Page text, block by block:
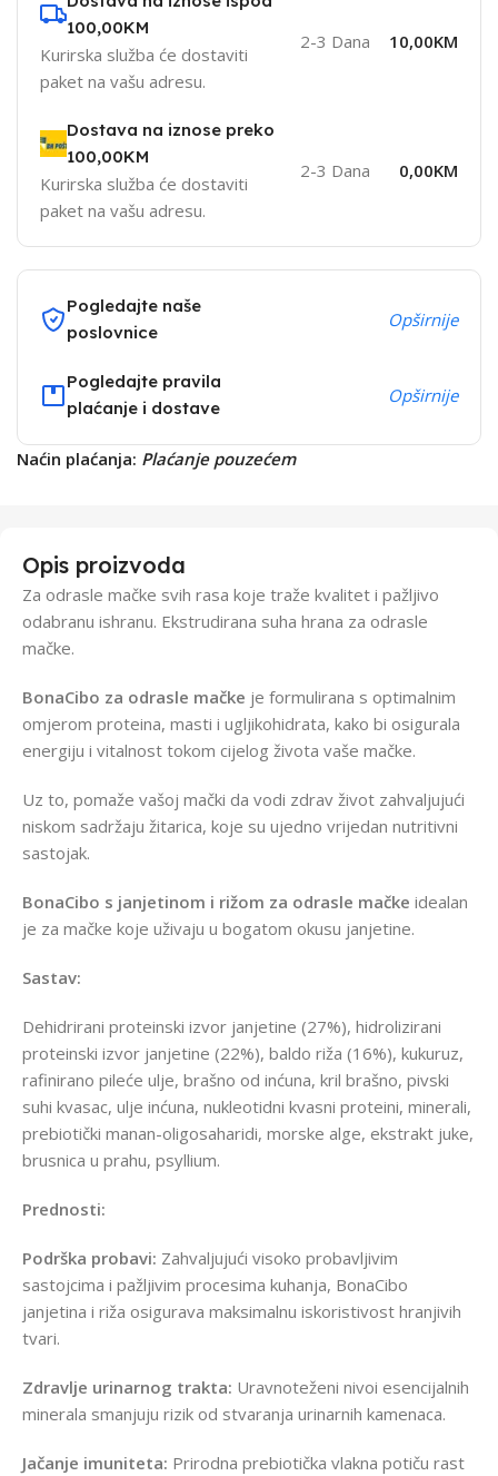
100,00KM
Kurirska služba će dostaviti
paket na vašu adresu.
2-3 Dana 10,00KM
Dostava na iznose preko
100,00KM
Kurirska služba će dostaviti
paket na vašu adresu.
2-3 Dana 0,00KM
Pogledajte naše
poslovnice
Opširnije
Pogledajte pravila
plaćanje i dostave
Opširnije
Naćin plaćanja: Plaćanje pouzećem
Opis proizvoda
Za odrasle mačke svih rasa koje traže kvalitet i pažljivo
odabranu ishranu. Ekstrudirana suha hrana za odrasle
mačke.
BonaCibo za odrasle mačke je formulirana s optimalnim
omjerom proteina, masti i ugljikohidrata, kako bi osigurala
energiju i vitalnost tokom cijelog života vaše mačke.
Uz to, pomaže vašoj mački da vodi zdrav život zahvaljujući
niskom sadržaju žitarica, koje su ujedno vrijedan nutritivni
sastojak.
BonaCibo s janjetinom i rižom za odrasle mačke idealan
je za mačke koje uživaju u bogatom okusu janjetine.
Sastav:
Dehidrirani proteinski izvor janjetine (27%), hidrolizirani
proteinski izvor janjetine (22%), baldo riža (16%), kukuruz,
rafinirano pileće ulje, brašno od inćuna, kril brašno, pivski
suhi kvasac, ulje inćuna, nukleotidni kvasni proteini, minerali,
prebiotički manan-oligosaharidi, morske alge, ekstrakt juke,
brusnica u prahu, psyllium.
Prednosti:
Podrška probavi: Zahvaljujući visoko probavljivim
sastojcima i pažljivim procesima kuhanja, BonaCibo
janjetina i riža osigurava maksimalnu iskoristivost hranjivih
tvari.
Zdravlje urinarnog trakta: Uravnoteženi nivoi esencijalnih
minerala smanjuju rizik od stvaranja urinarnih kamenaca.
Jačanje imuniteta: Prirodna prebiotička vlakna potiču rast